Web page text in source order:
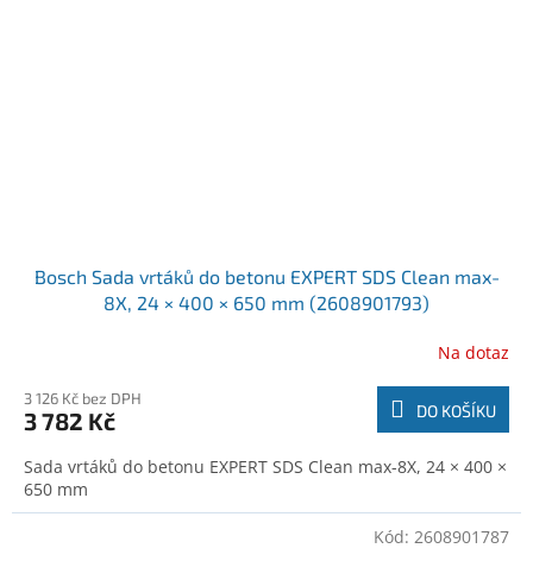
Bosch Sada vrtáků do betonu EXPERT SDS Clean max-
8X, 24 × 400 × 650 mm (2608901793)
Na dotaz
3 126 Kč bez DPH
3 782 Kč DO KOŠÍKU
Sada vrtáků do betonu EXPERT SDS Clean max-8X, 24 × 400 ×
650 mm
Kód: 2608901787